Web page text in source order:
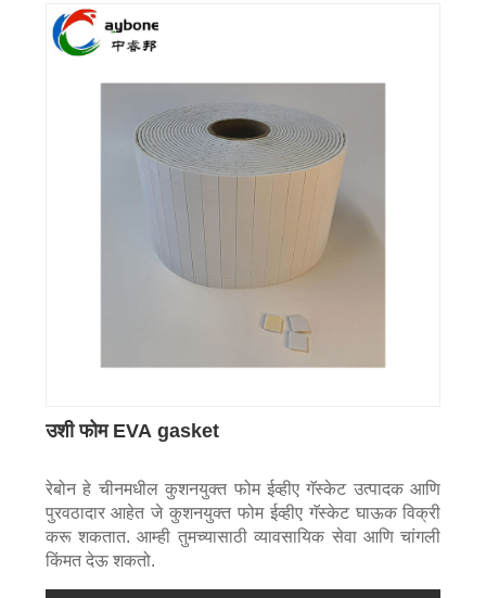
उशी फोम EVA gasket
रेबोन हे चीनमधील कुशनयुक्त फोम ईव्हीए गॅस्केट उत्पादक आणि
पुरवठादार आहेत जे कुशनयुक्त फोम ईव्हीए गॅस्केट घाऊक विक्री
करू शकतात. आम्ही तुमच्यासाठी व्यावसायिक सेवा आणि चांगली
किंमत देऊ शकतो.